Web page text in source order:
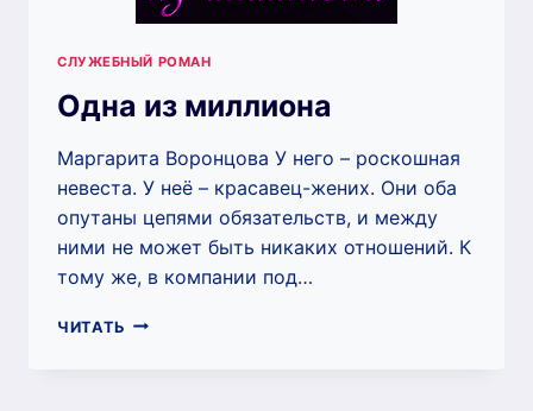
СЛУЖЕБНЫЙ РОМАН
Одна из миллиона
Маргарита Воронцова У него – роскошная
невеста. У неё – красавец-жених. Они оба
опутаны цепями обязательств, и между
ними не может быть никаких отношений. К
тому же, в компании под…
ЧИТАТЬ ОДНА